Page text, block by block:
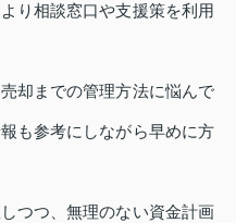
り相談窓口や支援策を利用
却までの管理方法に悩んで
も参考にしながら早めに方
つつ、無理のない資金計画